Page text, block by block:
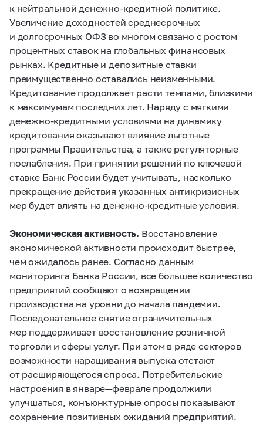
к нейтральной денежно-кредитной политике.
Увеличение доходностей среднесрочных
и долгосрочных ОФЗ во многом связано с ростом
процентных ставок на глобальных финансовых
рынках. Кредитные и депозитные ставки
преимущественно оставались неизменными.
Кредитование продолжает расти темпами, близкими
к максимумам последних лет. Наряду с мягкими
денежно-кредитными условиями на динамику
кредитования оказывают влияние льготные
программы Правительства, а также регуляторные
послабления. При принятии решений по ключевой
ставке Банк России будет учитывать, насколько
прекращение действия указанных антикризисных
мер будет влиять на денежно-кредитные условия.
Экономическая активность. Восстановление
экономической активности происходит быстрее,
чем ожидалось ранее. Согласно данным
мониторинга Банка России, все большее количество
предприятий сообщают о возвращении
производства на уровни до начала пандемии.
Последовательное снятие ограничительных
мер поддерживает восстановление розничной
торговли и сферы услуг. При этом в ряде секторов
возможности наращивания выпуска отстают
от расширяющегося спроса. Потребительские
настроения в январе—феврале продолжили
улучшаться, конъюнктурные опросы показывают
сохранение позитивных ожиданий предприятий.